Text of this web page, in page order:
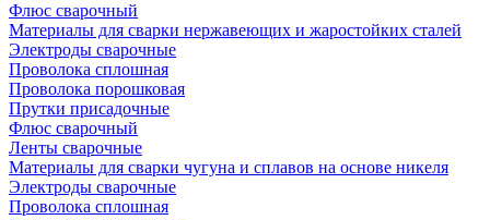
Флюс сварочный
Материалы для сварки нержавеющих и жаростойких сталей
Электроды сварочные
Проволока сплошная
Проволока порошковая
Прутки присадочные
Флюс сварочный
Ленты сварочные
Материалы для сварки чугуна и сплавов на основе никеля
Электроды сварочные
Проволока сплошная